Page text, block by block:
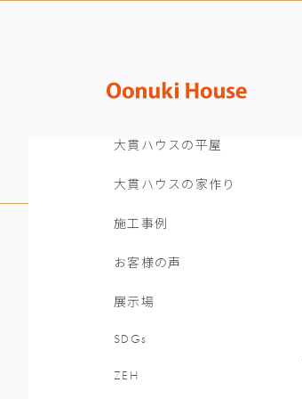
大貫ハウスの平屋
大貫ハウスの家作り
施工事例
お客様の声
展示場
SDGs
ZEH